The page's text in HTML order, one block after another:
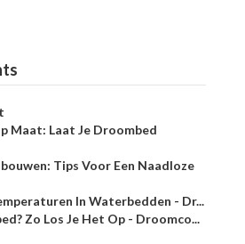
Maat: Laat Je Droombed
Tips Voor Een Naadloze
In Waterbedden - Dr...
Zo Los Je Het Op - Droomco...